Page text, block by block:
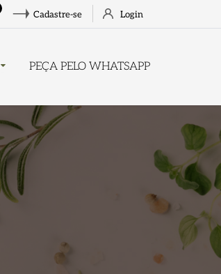
Cadastre-se Login
PEÇA PELO WHATSAPP